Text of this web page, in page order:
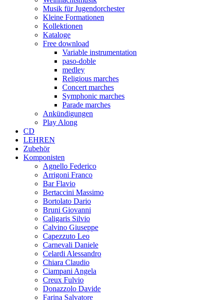
Musik für Jugendorchester
Kleine Formationen
Kollektionen
Kataloge
Free download
Variable instrumentation
paso-doble
medley
Religious marches
Concert marches
Symphonic marches
Parade marches
Ankündigungen
Play Along
CD
LEHREN
Zubehör
Komponisten
Agnello Federico
Arrigoni Franco
Bar Flavio
Bertaccini Massimo
Bortolato Dario
Bruni Giovanni
Caligaris Silvio
Calvino Giuseppe
Capezzuto Leo
Carnevali Daniele
Celardi Alessandro
Chiara Claudio
Ciampani Angela
Creux Fulvio
Donazzolo Davide
Farina Salvatore